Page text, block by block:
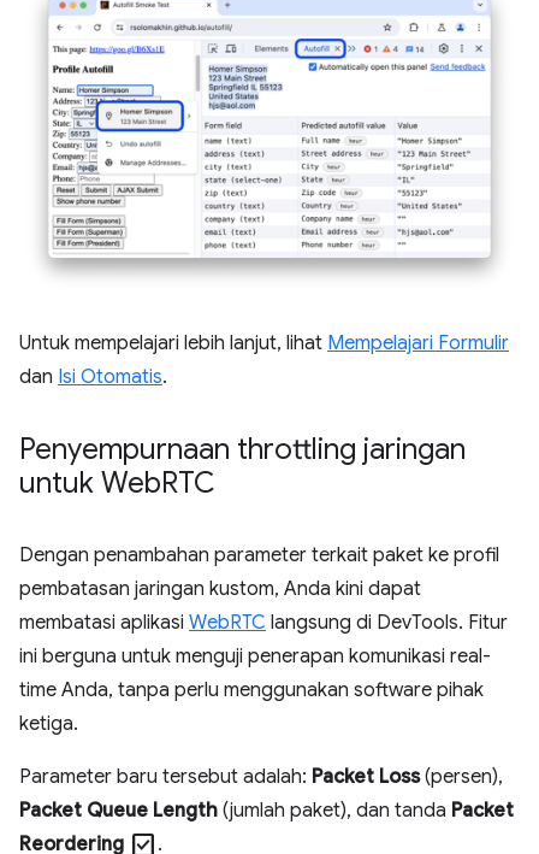
Untuk mempelajari lebih lanjut, lihat Mempelajari Formulir
dan Isi Otomatis.
Penyempurnaan throttling jaringan
untuk WebRTC
Dengan penambahan parameter terkait paket ke profil
pembatasan jaringan kustom, Anda kini dapat
membatasi aplikasi WebRTC langsung di DevTools. Fitur
ini berguna untuk menguji penerapan komunikasi real-
time Anda, tanpa perlu menggunakan software pihak
ketiga.
Parameter baru tersebut adalah: Packet Loss(persen),
Packet Queue Length (jumlah paket), dan tanda Packet
Reordering check_box .